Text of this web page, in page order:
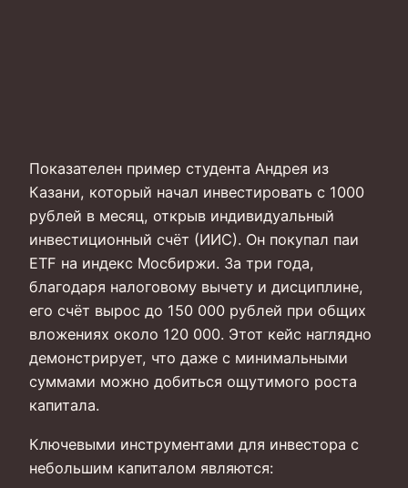
Показателен пример студента Андрея из
Казани, который начал инвестировать с 1000
рублей в месяц, открыв индивидуальный
инвестиционный счёт (ИИС). Он покупал паи
ETF на индекс Мосбиржи. За три года,
благодаря налоговому вычету и дисциплине,
его счёт вырос до 150 000 рублей при общих
вложениях около 120 000. Этот кейс наглядно
демонстрирует, что даже с минимальными
суммами можно добиться ощутимого роста
капитала.
Ключевыми инструментами для инвестора с
небольшим капиталом являются: